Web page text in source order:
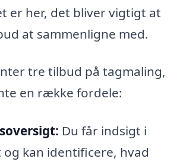
er her, det bliver vigtigt at
at sammenligne med.
tre tilbud på tagmaling,
en række fordele:
Du får indsigt i
kan identificere, hvad